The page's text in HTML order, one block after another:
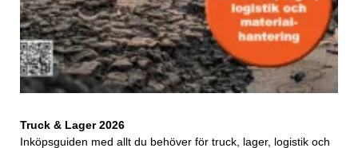
Truck & Lager 2026
Inköpsguiden med allt du behöver för truck, lager, logistik och